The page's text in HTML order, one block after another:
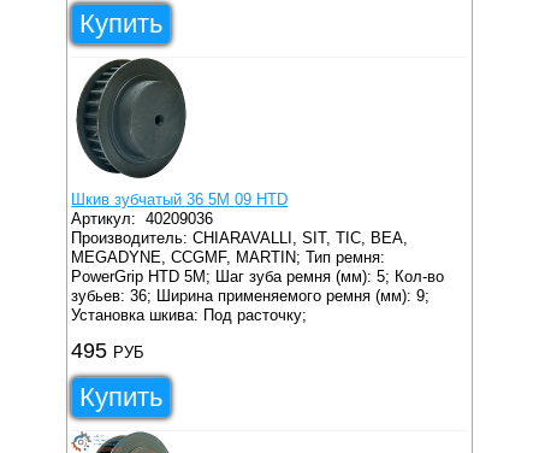
Купить
Шкив зубчатый 36 5M 09 HTD
Артикул:40209036
Производитель: CHIARAVALLI, SIT, TIC, BEA,
MEGADYNE, CCGMF, MARTIN; Тип ремня:
PowerGrip HTD 5M; Шаг зуба ремня (мм): 5; Кол-во
зубьев: 36; Ширина применяемого ремня (мм): 9;
Установка шкива: Под расточку;
495 РУБ
Купить